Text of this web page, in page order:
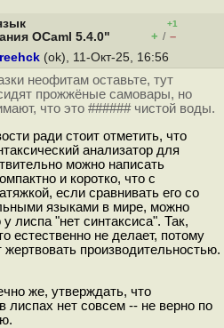
OCaml 5.4.0"
+1
+ / –
(ok), 11-Окт-25, 16:56
неофитам оставьте, тут
прожжёные самовары, но
что это ###### чистой воды.
ради стоит отметить, что
анализатор для
можно написать
и коротко, что с
если сравнивать его со
языками в мире, можно
у лиспа "нет синтаксиса". Так,
естественно не делает, потому
жертвовать производительностью.
же, утверждать, что
лиспах нет совсем -- не верно по